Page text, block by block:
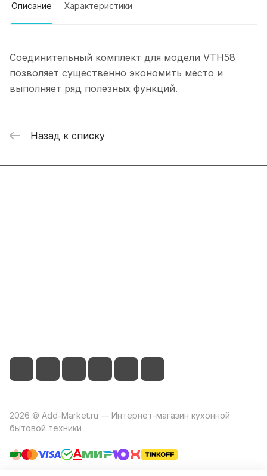
Описание Характеристики
Соединительный комплект для модели VTH58
позволяет существенно экономить место и
выполняет ряд полезных функций.
Назад к списку
2026 © Add-Market.ru — Интернет-магазин кухонной
бытовой техники